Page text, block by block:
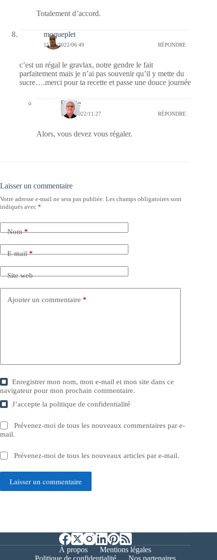
Totalement d’accord.
moqueplet
15/10/2022/06:49 RÉPONDRE
c’est un régal le gravlax, notre gendre le fait
parfaitement mais je n’ai pas souvenir qu’il y mette du
sucre….merci pour ta recette et passe une douce journée
Bernie
15/10/2022/11:27 RÉPONDRE
Alors, vous devez vous régaler.
Laisser un commentaire
Votre adresse e-mail ne sera pas publiée. Les champs obligatoires sont
indiqués avec *
Nom*
E-mail*
Site web
Ajouter un commentaire *
Enregistrer mon nom, mon e-mail et mon site dans ce
navigateur pour mon prochain commentaire.
J’accepte lapolitique de confidentialité
Prévenez-moi de tous les nouveaux commentaires par e-
mail.
Prévenez-moi de tous les nouveaux articles par e-mail.
Laisser un commentaire
À propos
Mentions légales
Politique de confidentialité
Nos partenaires